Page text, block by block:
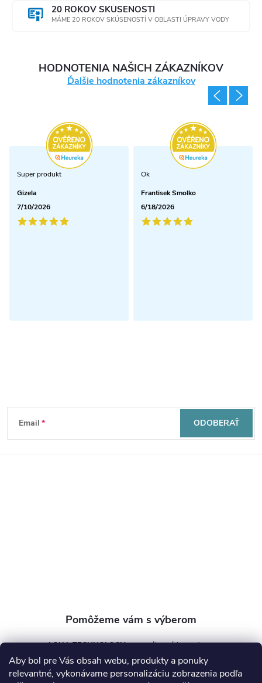
Aby bol pre Vás obsah webu, produkty a ponuky
relevantné, vykonávame personalizáciu zobrazenia podľa
20 ROKOV SKÚSENOSTÍ
MÁME 20 ROKOV SKÚSENOSTÍ V OBLASTI ÚPRAVY VODY
HODNOTENIA NAŠICH ZÁKAZNÍKOV
Ďalšie hodnotenia zákazníkov
Super produkt
Gizela
7/10/2026
Ok
Frantisek Smolko
6/18/2026
Z
á
Email ODOBERAŤ
AQUA TECHNOLOGY s.r.o.
info @aquatechnology.sk